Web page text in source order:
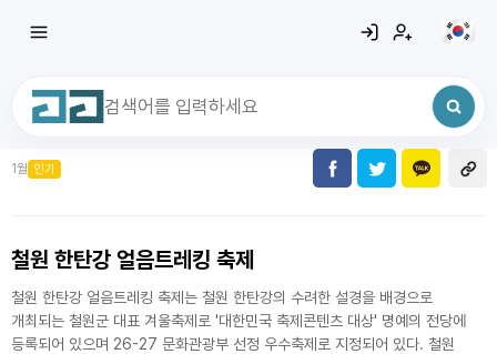
전체삭제
1월 인기
철원 한탄강 얼음트레킹 축제
철원 한탄강 얼음트레킹 축제는 철원 한탄강의 수려한 설경을 배경으로
개최되는 철원군 대표 겨울축제로 '대한민국 축제콘텐츠 대상' 명예의 전당에
등록되어 있으며 26-27 문화관광부 선정 우수축제로 지정되어 있다. 철원